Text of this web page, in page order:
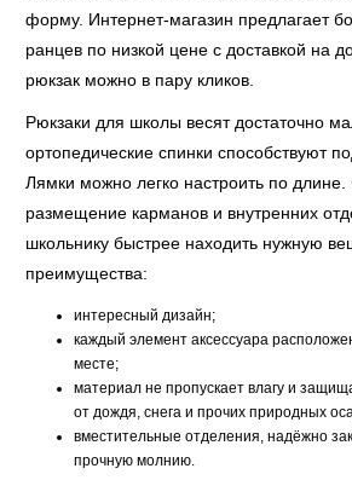
форму. Интернет-магазин предлагает
ранцев по низкой цене с доставкой на
рюкзак можно в пару кликов.
Рюкзаки для школы весят достаточно
ортопедические спинки способствуют
Лямки можно легко настроить по
размещение карманов и внутренних
школьнику быстрее находить нужную
преимущества:
интересный дизайн;
каждый элемент аксессуара
месте;
материал не пропускает влагу и
от дождя, снега и прочих природных
вместительные отделения, надёжно
прочную молнию.